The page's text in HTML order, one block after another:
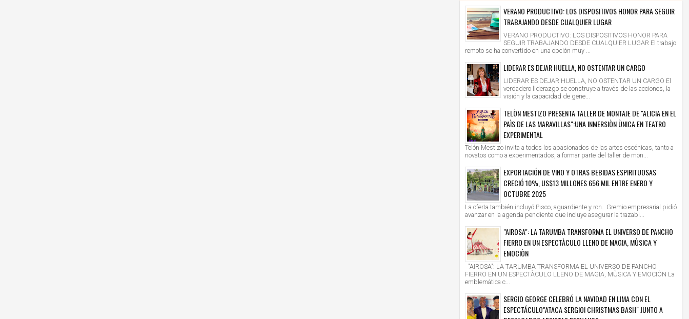
VERANO PRODUCTIVO: LOS DISPOSITIVOS HONOR PARA SEGUIR
TRABAJANDO DESDE CUALQUIER LUGAR
VERANO PRODUCTIVO: LOS DISPOSITIVOS HONOR PARA
SEGUIR TRABAJANDO DESDE CUALQUIER LUGAR El trabajo
remoto se ha convertido en una opción muy ...
LIDERAR ES DEJAR HUELLA, NO OSTENTAR UN CARGO
LIDERAR ES DEJAR HUELLA, NO OSTENTAR UN CARGO El
verdadero liderazgo se construye a través de las acciones, la
visión y la capacidad de gene...
TELÒN MESTIZO PRESENTA TALLER DE MONTAJE DE "ALICIA EN EL
PAÌS DE LAS MARAVILLAS":UNA INMERSIÒN ÙNICA EN TEATRO
EXPERIMENTAL
Telón Mestizo invita a todos los apasionados de las artes escénicas, tanto a
novatos como a experimentados, a formar parte del taller de mon...
EXPORTACIÓN DE VINO Y OTRAS BEBIDAS ESPIRITUOSAS
CRECIÓ 10%, US$13 MILLONES 656 MIL ENTRE ENERO Y
OCTUBRE 2025
La oferta también incluyó Pisco, aguardiente y ron. Gremio empresarial pidió
avanzar en la agenda pendiente que incluye asegurar la trazabi...
"AIROSA": LA TARUMBA TRANSFORMA EL UNIVERSO DE PANCHO
FIERRO EN UN ESPECTÀCULO LLENO DE MAGIA, MÙSICA Y
EMOCIÒN
"AIROSA": LA TARUMBA TRANSFORMA EL UNIVERSO DE PANCHO
FIERRO EN UN ESPECTÀCULO LLENO DE MAGIA, MÙSICA Y EMOCIÒN La
emblemática c...
SERGIO GEORGE CELEBRÓ LA NAVIDAD EN LIMA CON EL
ESPECTÁCULO"ATACA SERGIO! CHRISTMAS BASH" JUNTO A